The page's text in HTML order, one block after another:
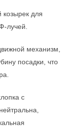
козырек для
лучей.
механизм,
посадки, что
с